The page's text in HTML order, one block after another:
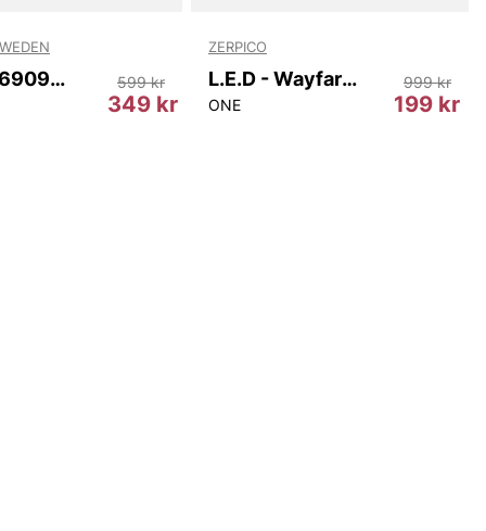
Wharf T69097 403
349 kr
599 kr
ZERPICO
L.E.D - Wayfarer
ONE 199 kr
999 kr